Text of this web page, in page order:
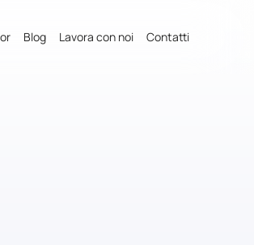
Blog Lavora con noi Contatti